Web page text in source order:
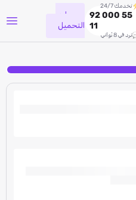
نخدمك 24/7
92 000 55
11
نرد في 8 ثواني
جاري
التحميل